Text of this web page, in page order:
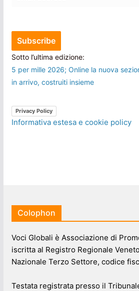
Sotto l’ultima edizione:
5 per mille 2026; Online la nuova
in arrivo, costruiti insieme
Privacy Policy
Informativa estesa e cookie policy
Colophon
Voci Globali è Associazione di
iscritta al Registro Regionale
Nazionale Terzo Settore, codice
Testata registrata presso il